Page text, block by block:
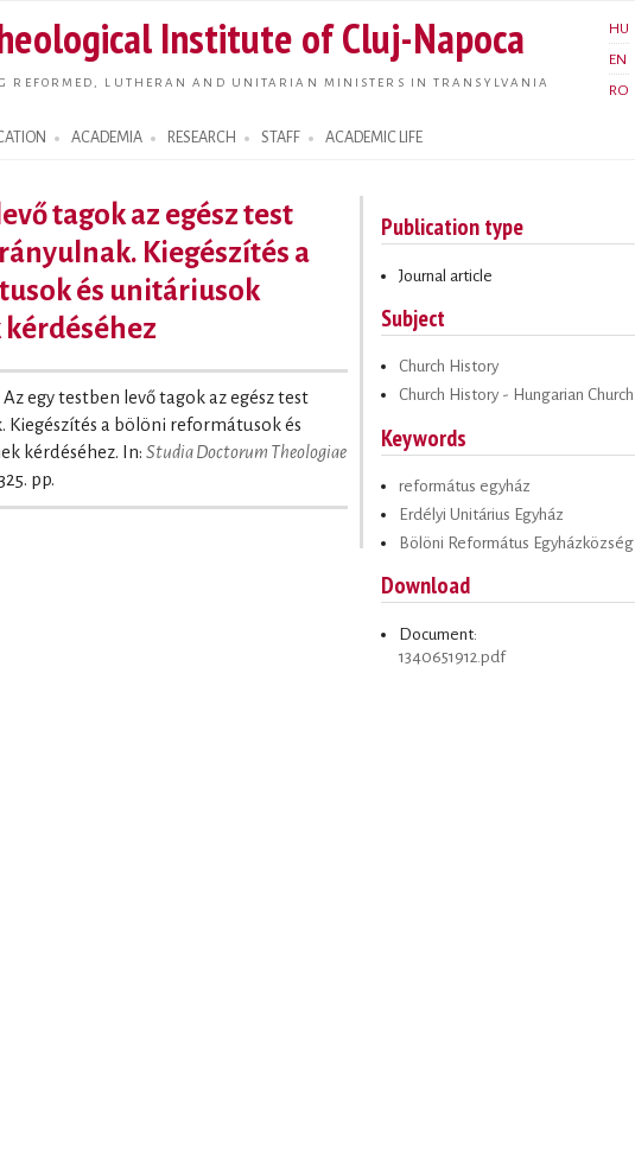
main
content
Institute of Cluj-Napoca
REFORMED, LUTHERAN AND UNITARIAN MINISTERS IN TRANSYLVANIA
HU
EN
RO
ACADEMIA RESEARCH STAFF ACADEMIC LIFE
tagok az egész test
Kiegészítés a
és unitáriusok
Az egy testben levő tagok az egész test
a bölöni reformátusok és
kérdéséhez. In: Studia Doctorum Theologiae
pp.
Publication type
Journal article
Subject
Church History
Church History - Hungarian Church
Keywords
református egyház
Erdélyi Unitárius Egyház
Bölöni Református Egyházközség
Download
Document:
1340651912.pdf